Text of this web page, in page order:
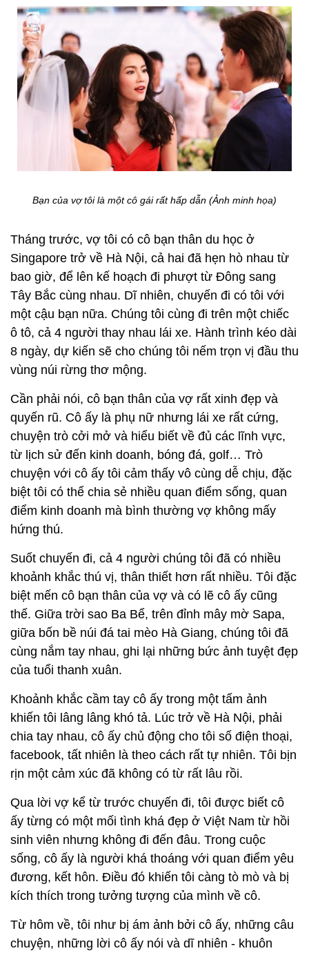
Bạn của vợ tôi là một cô gái rất hấp dẫn (Ảnh minh họa)
Tháng trước, vợ tôi có cô bạn thân du học ở
Singapore trở về Hà Nội, cả hai đã hẹn hò nhau từ
bao giờ, để lên kế hoạch đi phượt từ Đông sang
Tây Bắc cùng nhau. Dĩ nhiên, chuyến đi có tôi với
một cậu bạn nữa. Chúng tôi cùng đi trên một chiếc
ô tô, cả 4 người thay nhau lái xe. Hành trình kéo dài
8 ngày, dự kiến sẽ cho chúng tôi nếm trọn vị đầu thu
vùng núi rừng thơ mộng.
Cần phải nói, cô bạn thân của vợ rất xinh đẹp và
quyến rũ. Cô ấy là phụ nữ nhưng lái xe rất cứng,
chuyện trò cởi mở và hiểu biết về đủ các lĩnh vực,
từ lịch sử đến kinh doanh, bóng đá, golf… Trò
chuyện với cô ấy tôi cảm thấy vô cùng dễ chịu, đặc
biệt tôi có thể chia sẻ nhiều quan điểm sống, quan
điểm kinh doanh mà bình thường vợ không mấy
hứng thú.
Suốt chuyến đi, cả 4 người chúng tôi đã có nhiều
khoảnh khắc thú vị, thân thiết hơn rất nhiều. Tôi đặc
biệt mến cô bạn thân của vợ và có lẽ cô ấy cũng
thế. Giữa trời sao Ba Bể, trên đỉnh mây mờ Sapa,
giữa bốn bề núi đá tai mèo Hà Giang, chúng tôi đã
cùng nắm tay nhau, ghi lại những bức ảnh tuyệt đẹp
của tuổi thanh xuân.
Khoảnh khắc cầm tay cô ấy trong một tấm ảnh
khiến tôi lâng lâng khó tả. Lúc trở về Hà Nội, phải
chia tay nhau, cô ấy chủ động cho tôi số điện thoại,
facebook, tất nhiên là theo cách rất tự nhiên. Tôi bịn
rịn một cảm xúc đã không có từ rất lâu rồi.
Qua lời vợ kể từ trước chuyến đi, tôi được biết cô
ấy từng có một mối tình khá đẹp ở Việt Nam từ hồi
sinh viên nhưng không đi đến đâu. Trong cuộc
sống, cô ấy là người khá thoáng với quan điểm yêu
đương, kết hôn. Điều đó khiến tôi càng tò mò và bị
kích thích trong tưởng tượng của mình về cô.
Từ hôm về, tôi như bị ám ảnh bởi cô ấy, những câu
chuyện, những lời cô ấy nói và dĩ nhiên - khuôn